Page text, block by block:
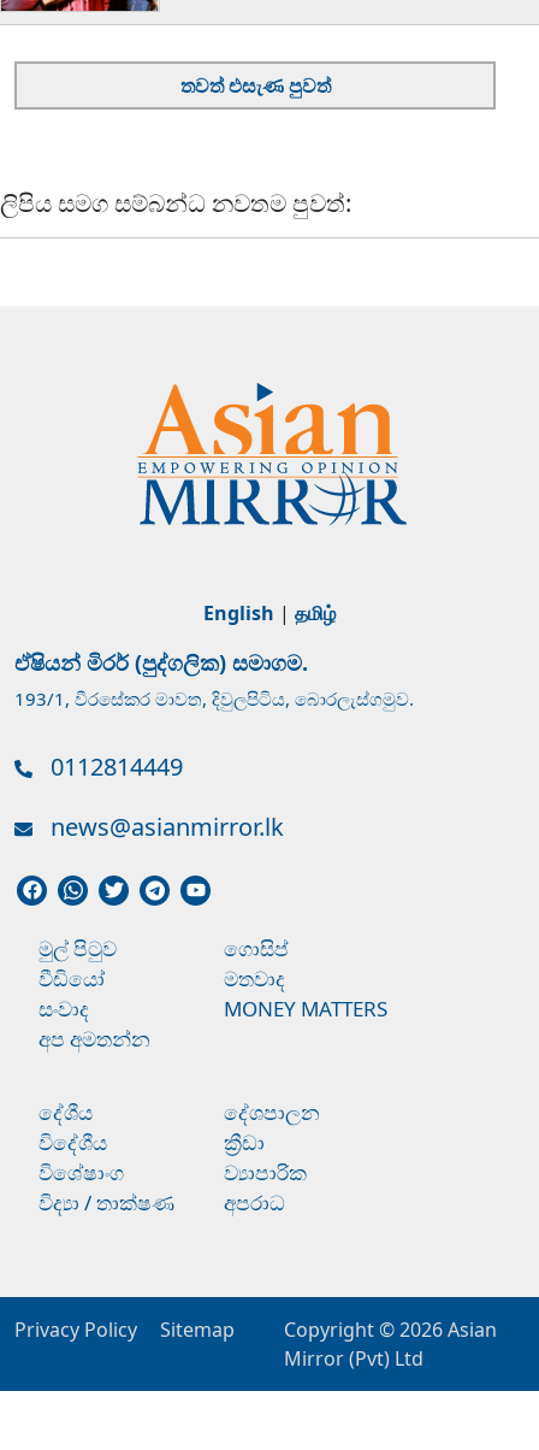
තවත් එසැණ පුවත්
ලිපිය සමග සම්බන්ධ නවතම පුවත්:
English | தமிழ்
ඒෂියන් මිරර් (පුද්ගලික) සමාගම.
193/1, වීරසේකර මාවත, දිවුලපිටිය, බොරලැස්ගමුව.
0112814449
news@asianmirror.lk
මුල් පිටුව
ගොසිප්
වීඩියෝ
මතවාද
සංවාද
MONEY MATTERS
අප අමතන්න
දේශීය
දේශපාලන
විදේශීය
ක්‍රීඩා
විශේෂාංග
ව්‍යාපාරික
විද්‍යා / තාක්ෂණ
අපරාධ
Privacy Policy Sitemap Copyright © 2026Asian
Mirror (Pvt) Ltd